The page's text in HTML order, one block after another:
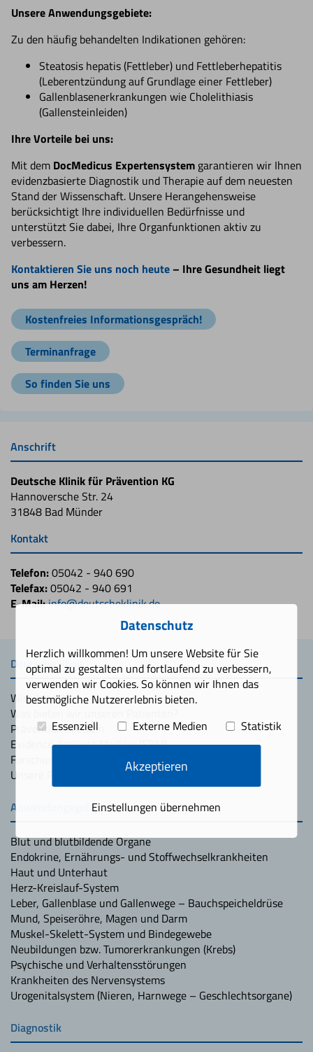
Unsere Anwendungsgebiete:
Zu den häufig behandelten Indikationen gehören:
Steatosis hepatis (Fettleber) und Fettleberhepatitis
(Leberentzündung auf Grundlage einer Fettleber)
Gallenblasenerkrankungen wie Cholelithiasis
(Gallensteinleiden)
Ihre Vorteile bei uns:
Mit dem DocMedicus Expertensystem garantieren wir Ihnen
evidenzbasierte Diagnostik und Therapie auf dem neuesten
Stand der Wissenschaft. Unsere Herangehensweise
berücksichtigt Ihre individuellen Bedürfnisse und
unterstützt Sie dabei, Ihre Organfunktionen aktiv zu
verbessern.
Kontaktieren Sie uns noch heute – Ihre Gesundheit liegt
uns am Herzen!
Kostenfreies Informationsgespräch!
Terminanfrage
So finden Sie uns
Anschrift
Deutsche Klinik für Prävention KG
Hannoversche Str. 24
31848 Bad Münder
Kontakt
Telefon:05042 - 940 690
Telefax:05042 - 940 691
E-Mail:info@deutscheklinik.de
Deutsche Klinik
Wir über uns
Was bieten wir unseren Patienten?
Präventionsmedizin
Evidence-basierte Medizin (EBM)
Forschung & Innovation
Unsere Partner
Anwendungsgebiete
Blut und blutbildende Organe
Endokrine, Ernährungs- und Stoffwechselkrankheiten
Haut und Unterhaut
Herz-Kreislauf-System
Leber, Gallenblase und Gallenwege – Bauchspeicheldrüse
Mund, Speiseröhre, Magen und Darm
Muskel-Skelett-System und Bindegewebe
Neubildungen bzw. Tumorerkrankungen (Krebs)
Psychische und Verhaltensstörungen
Krankheiten des Nervensystems
Urogenitalsystem (Nieren, Harnwege – Geschlechtsorgane)
Diagnostik
Datenschutz
Herzlich willkommen! Um unsere Website für Sie
optimal zu gestalten und fortlaufend zu verbessern,
verwenden wir Cookies. So können wir Ihnen das
bestmögliche Nutzererlebnis bieten.
Essenziell
Externe Medien Statistik
Akzeptieren
Einstellungen übernehmen